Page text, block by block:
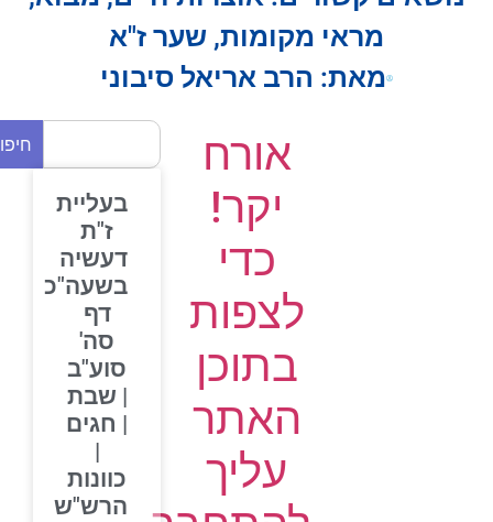
מראי מקומות,שער ז"א
מאת:הרב אריאל סיבוני
אורח
יקר!
כדי
לצפות
בתוכן
האתר
עליך
חיפוש
בעליית
ז"ת
דעשיה
בשעה"כ
דף
סה'
סוע"ב
| שבת
| חגים
כוונות
הרש"ש